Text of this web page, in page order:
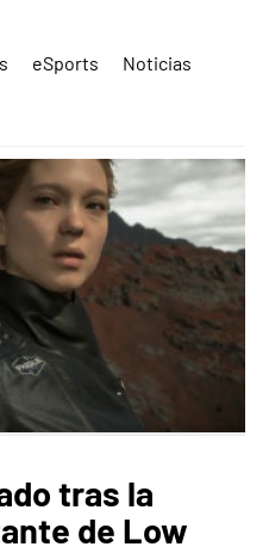
eSports
Noticias
tras la
de Low